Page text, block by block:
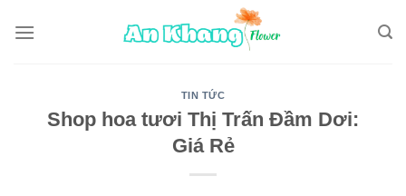
TIN TỨC
Shop hoa tươi Thị Trấn Đầm Dơi:
Giá Rẻ